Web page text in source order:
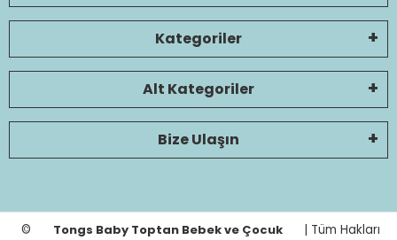
Kategoriler
Alt Kategoriler
Bize Ulaşın
©
Tongs Baby Toptan Bebek ve Çocuk
| Tüm Hakları